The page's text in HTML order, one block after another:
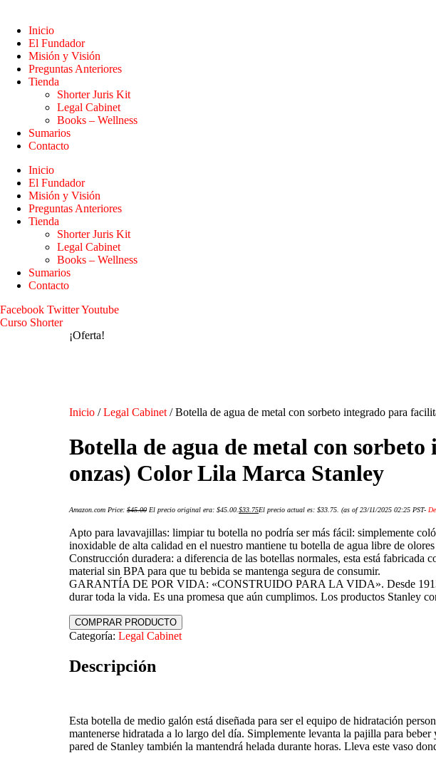
Inicio
El Fundador
Misión y Visión
Preguntas Anteriores
Tienda
Shorter Juris Kit
Legal Cabinet
Books – Wellness
Sumarios
Contacto
Inicio
El Fundador
Misión y Visión
Preguntas Anteriores
Tienda
Shorter Juris Kit
Legal Cabinet
Books – Wellness
Sumarios
Contacto
Facebook TwitterYoutube
Curso Shorter
¡Oferta!
Inicio /Legal Cabinet / Botella de agua de metal con sorbeto integrado para
Botella de agua de metal con
onzas) Color Lila Marca Stanley
Amazon.com Price: $45.00 El precio original era: $45.00. $33.75El precio actual es: $33.75. (as of 23/11/2025 02:25 PST-
Apto para lavavajillas: limpiar tu botella no podría ser más fácil: simplemente
inoxidable de alta calidad en el nuestro mantiene tu botella de agua libre de
Construcción duradera: a diferencia de las botellas normales, esta está
material sin BPA para que tu bebida se mantenga segura de consumir.
GARANTÍA DE POR VIDA: «CONSTRUIDO PARA LA VIDA». Desde 1913
durar toda la vida. Es una promesa que aún cumplimos. Los productos Stanley
COMPRAR PRODUCTO
Categoría: Legal Cabinet
Descripción
Esta botella de medio galón está diseñada para ser el equipo de hidratación
mantenerse hidratada a lo largo del día. Simplemente levanta la pajilla para
pared de Stanley también la mantendrá helada durante horas. Lleva este vaso